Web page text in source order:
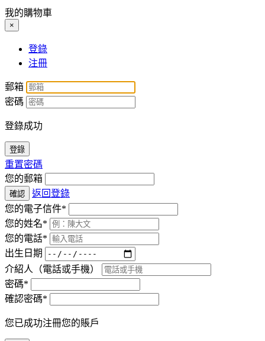
我的購物車
×
登錄
注冊
郵箱
密碼
登錄成功
登錄
重置密碼
您的郵箱
確認
返回登錄
您的電子信件*
您的姓名*
您的電話*
出生日期
介紹人（電話或手機）
密碼*
確認密碼*
您已成功注冊您的賬戶